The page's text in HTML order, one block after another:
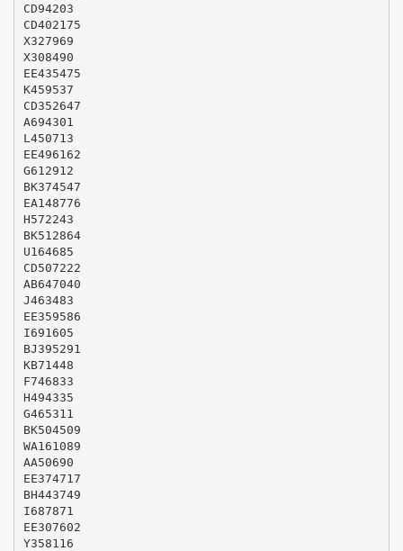
CD94203
CD402175
X327969
X308490
EE435475
K459537
CD352647
A694301
L450713
EE496162
G612912
BK374547
EA148776
H572243
BK512864
U164685
CD507222
AB647040
J463483
EE359586
I691605
BJ395291
KB71448
F746833
H494335
G465311
BK504509
WA161089
AA50690
EE374717
BH443749
I687871
EE307602
Y358116